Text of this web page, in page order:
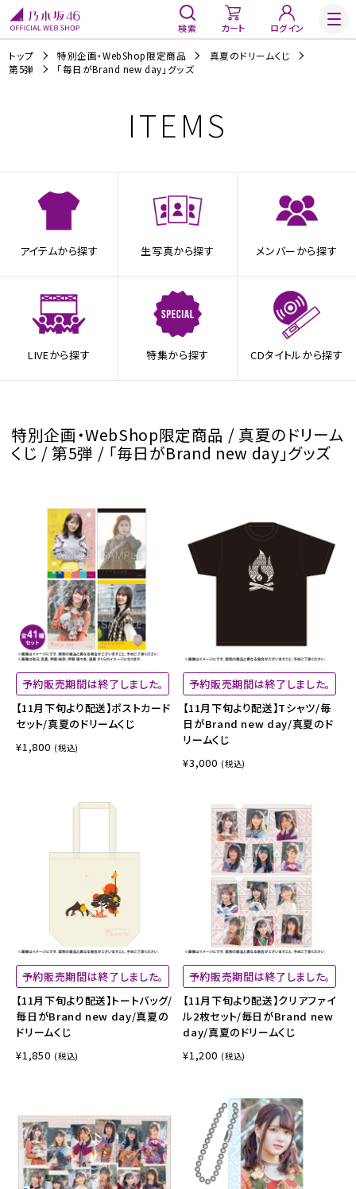
検索 カート ログイン
トップ 特別企画・WebShop限定商品
真夏のドリームくじ
第5弾
「毎日がBrand new day」グッズ
ITEMS
アイテムから探す 生写真から探す メンバーから探す
LIVEから探す 特集から探す CDタイトルから探す
特別企画・WebShop限定商品 / 真夏のドリーム
くじ / 第5弾 / 「毎日がBrand new day」グッズ
予約販売期間は終了しました。
【11月下旬より配送】ポストカード
セット/真夏のドリームくじ
¥1,800 (税込)
予約販売期間は終了しました。
【11月下旬より配送】Tシャツ/毎
日がBrand new day/真夏のド
リームくじ
¥3,000 (税込)
予約販売期間は終了しました。
【11月下旬より配送】トートバッグ/
毎日がBrand new day/真夏の
ドリームくじ
¥1,850 (税込)
予約販売期間は終了しました。
【11月下旬より配送】クリアファイ
ル2枚セット/毎日がBrand new
day/真夏のドリームくじ
¥1,200 (税込)